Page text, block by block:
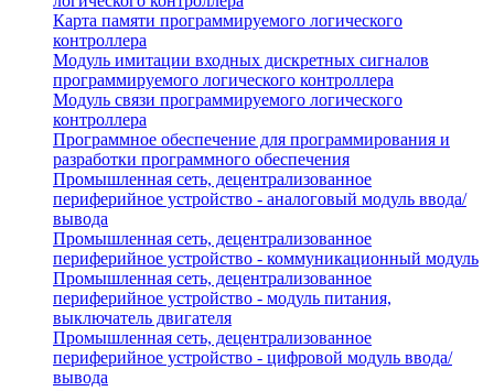
Карта памяти программируемого логического
контроллера
Модуль имитации входных дискретных сигналов
программируемого логического контроллера
Модуль связи программируемого логического
контроллера
Программное обеспечение для программирования и
разработки программного обеспечения
Промышленная сеть, децентрализованное
периферийное устройство - аналоговый модуль ввода/
вывода
Промышленная сеть, децентрализованное
периферийное устройство - коммуникационный модуль
Промышленная сеть, децентрализованное
периферийное устройство - модуль питания,
выключатель двигателя
Промышленная сеть, децентрализованное
периферийное устройство - цифровой модуль ввода/
вывода